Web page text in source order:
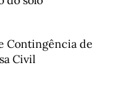
Contingência de
Civil